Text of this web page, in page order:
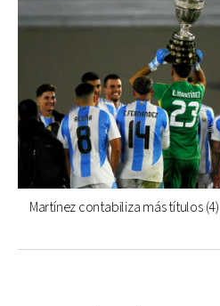
Martínez contabiliza más títulos